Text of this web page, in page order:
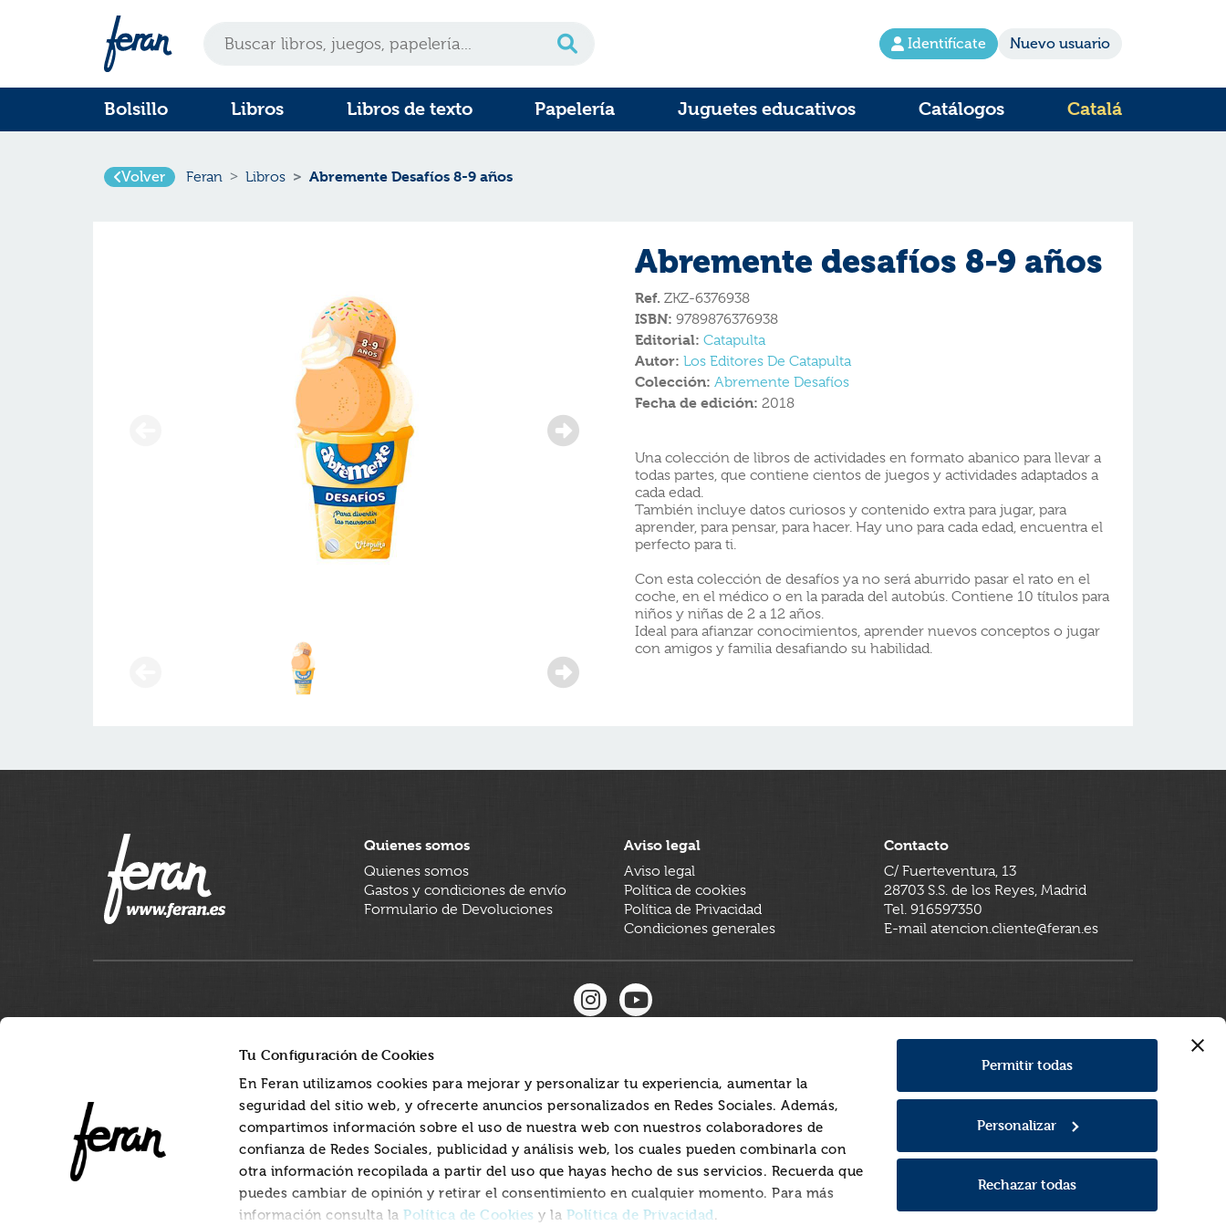
Tu Configuración de Cookies
En Feran utilizamos cookies para mejorar y personalizar tu experiencia, aumentar la
seguridad del sitio web, y ofrecerte anuncios personalizados en Redes Sociales. Además,
compartimos información sobre el uso de nuestra web con nuestros colaboradores de
confianza de Redes Sociales, publicidad y análisis web, los cuales pueden combinarla con
otra información recopilada a partir del uso que hayas hecho de sus servicios. Recuerda que
puedes cambiar de opinión y retirar el consentimiento en cualquier momento. Para más
información consulta laPolítica de Cookies y la Política de Privacidad.
Permitir todas
Personalizar
Rechazar todas
Identifícate Nuevo usuario
Bolsillo Libros Libros de texto Papelería Juguetes educativos Catálogos Catalá
Volver Feran Libros Abremente Desafíos 8-9 años
Abremente desafíos 8-9 años
Ref. ZKZ-6376938
ISBN: 9789876376938
Editorial: Catapulta
Autor: Los Editores De Catapulta
Colección: Abremente Desafíos
Fecha de edición: 2018
Una colección de libros de actividades en formato abanico para llevar a
todas partes, que contiene cientos de juegos y actividades adaptados a
cada edad.
También incluye datos curiosos y contenido extra para jugar, para
aprender, para pensar, para hacer. Hay uno para cada edad, encuentra el
perfecto para ti.
Con esta colección de desafíos ya no será aburrido pasar el rato en el
coche, en el médico o en la parada del autobús. Contiene 10 títulos para
niños y niñas de 2 a 12 años.
Ideal para afianzar conocimientos, aprender nuevos conceptos o jugar
con amigos y familia desafiando su habilidad.
Quienes somos
Quienes somos
Gastos y condiciones de envío
Formulario de Devoluciones
Aviso legal
Aviso legal
Política de cookies
Política de Privacidad
Condiciones generales
Contacto
C/ Fuerteventura, 13
28703 S.S. de los Reyes, Madrid
Tel. 916597350
E-mail atencion.cliente@feran.es